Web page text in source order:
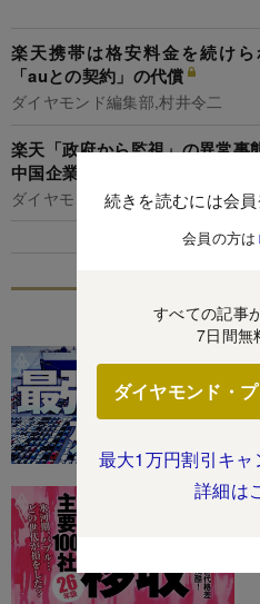
続きを読むには会員
会員の方は
すべての記事
7日間無
ダイヤモンド・
最大1万円割引キャ
詳細は
楽天携帯は格安料金を続け
「auとの契約」の代償
ダイヤモンド編集部,村井令二
楽天「政府から監視」の異常事
中国企業の狙いは
ダイヤモンド編集部,高口康太
特